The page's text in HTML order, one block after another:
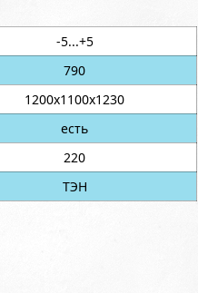
-5...+5
790
1200х1100х1230
есть
220
ТЭН